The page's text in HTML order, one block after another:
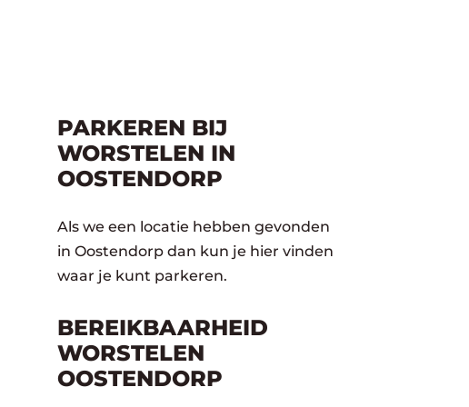
PARKEREN BIJ
WORSTELEN IN
OOSTENDORP
Als we een locatie hebben gevonden
in Oostendorp dan kun je hier vinden
waar je kunt parkeren.
BEREIKBAARHEID
WORSTELEN
OOSTENDORP